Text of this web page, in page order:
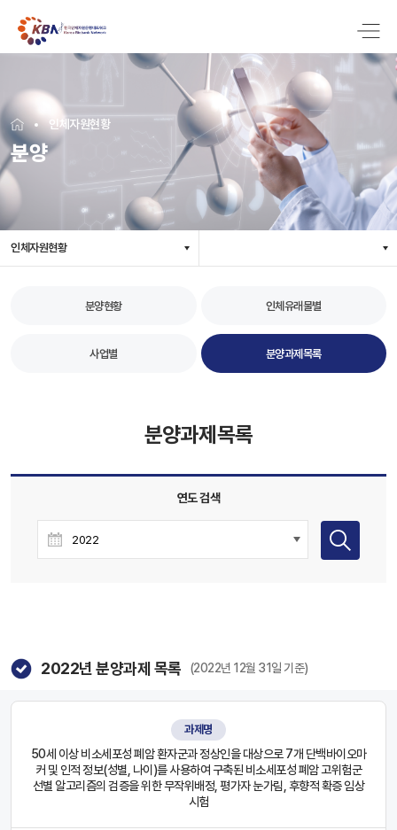
인체자원현황
분양
인체자원현황
분양현황 인체유래물별
사업별 분양과제목록
분양과제목록
연도 검색
2022년 분양과제 목록 (2022년 12월 31일 기준)
과제명
50세 이상 비소세포성 폐암 환자군과 정상인을 대상으로 7개 단백바이오마
커 및 인적 정보(성별, 나이)를 사용하여 구축된 비소세포성 폐암 고위험군
선별 알고리즘의 검증을 위한 무작위배정, 평가자 눈가림, 후향적 확증 임상
시험